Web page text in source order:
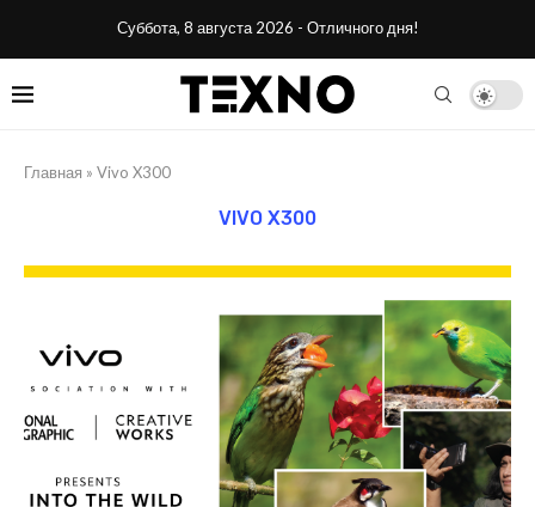
Суббота, 8 августа 2026 - Отличного дня!
Главная » Vivo X300
VIVO X300